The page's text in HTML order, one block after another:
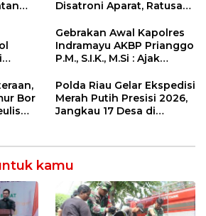
Disatroni Aparat, Ratusan
Dites Urine!
Gebrakan Awal Kapolres
Indramayu AKBP Prianggo
P.M., S.I.K., M.Si : Ajak
dan Analisa Program Kerja
Bor
Polda Riau Gelar Ekspedisi
Merah Putih Presisi 2026,
Jangkau 17 Desa di
kamu